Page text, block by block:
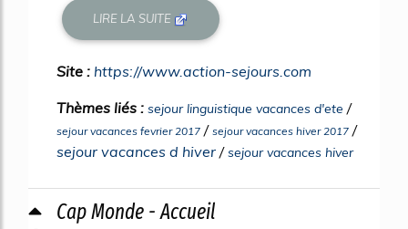
LIRE LA SUITE
Site : https://www.action-sejours.com
Thèmes liés : sejour linguistique vacances d'ete /
sejour vacances fevrier 2017 / sejour vacances hiver 2017 /
sejour vacances d hiver /sejour vacances hiver
Cap Monde - Accueil